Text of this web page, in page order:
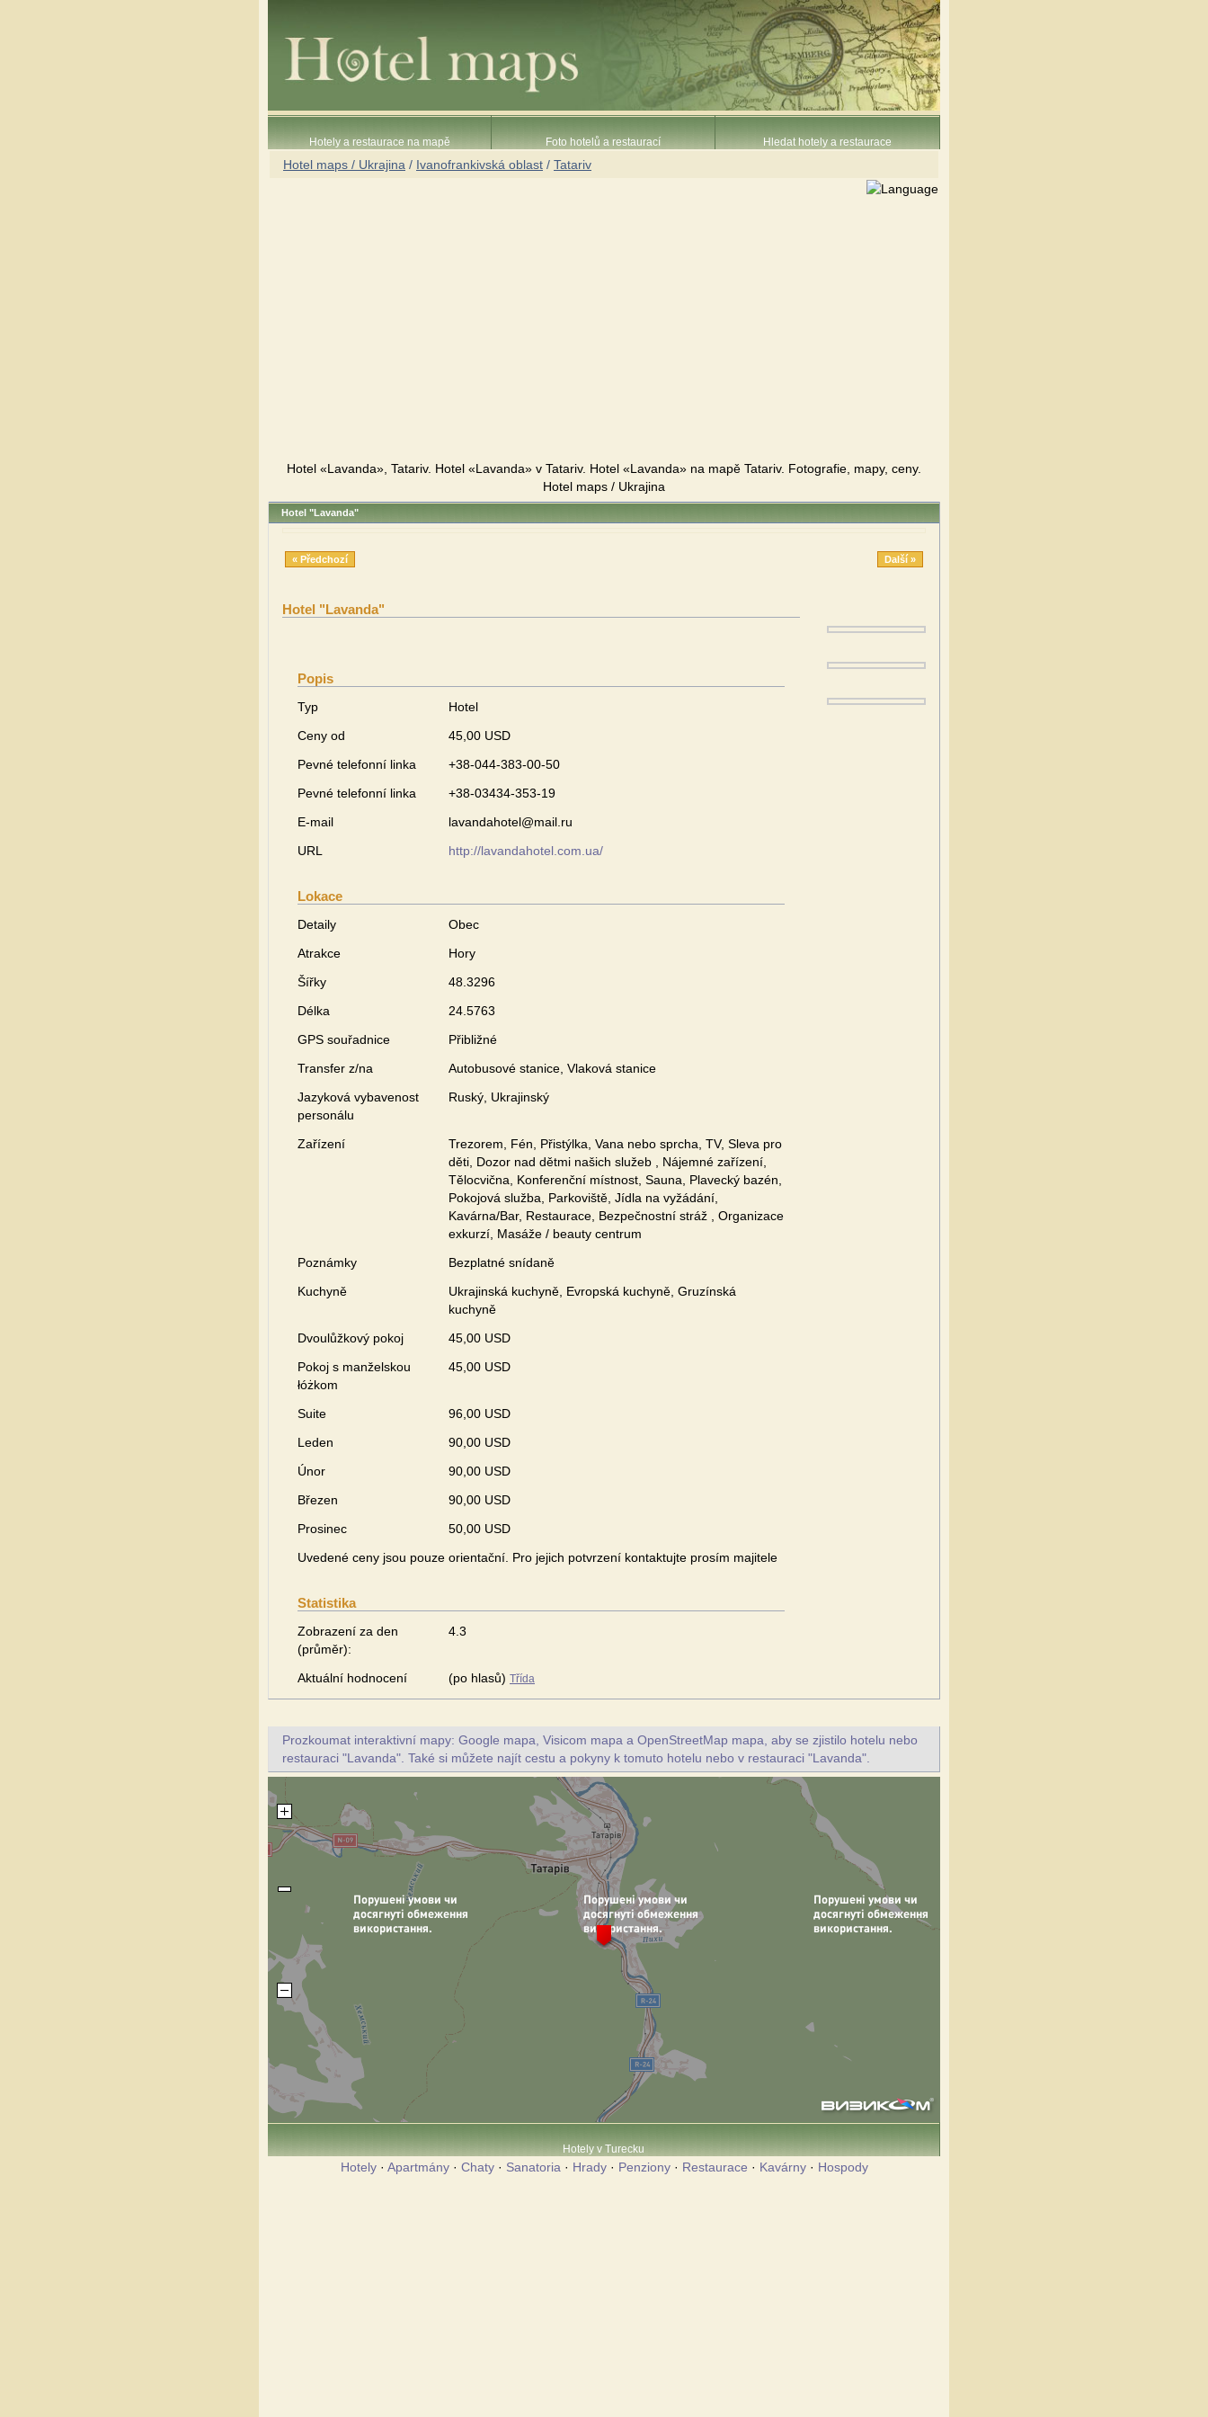
Hotely a restaurace na mapě Foto hotelů a restaurací Hledat hotely a restaurace
Hotel maps / Ukrajina / Ivanofrankivská oblast / Tatariv
Hotel «Lavanda», Tatariv. Hotel «Lavanda» v Tatariv. Hotel «Lavanda» na mapě Tatariv. Fotografie, mapy, ceny.
Hotel maps / Ukrajina
Hotel "Lavanda"
« Předchozí Další »
Hotel "Lavanda"
Popis
Typ
Hotel
Ceny od
45,00 USD
Pevné telefonní linka
+38-044-383-00-50
Pevné telefonní linka
+38-03434-353-19
E-mail
lavandahotel@mail.ru
URL
http://lavandahotel.com.ua/
Lokace
Detaily
Obec
Atrakce
Hory
Šířky
48.3296
Délka
24.5763
GPS souřadnice
Přibližné
Transfer z/na
Autobusové stanice, Vlaková stanice
Jazyková vybavenost
personálu
Ruský, Ukrajinský
Zařízení
Trezorem, Fén, Přistýlka, Vana nebo sprcha, TV, Sleva pro
děti, Dozor nad dětmi našich služeb , Nájemné zařízení,
Tělocvična, Konferenční místnost, Sauna, Plavecký bazén,
Pokojová služba, Parkoviště, Jídla na vyžádání,
Kavárna/Bar, Restaurace, Bezpečnostní stráž , Organizace
exkurzí, Masáže / beauty centrum
Poznámky
Bezplatné snídaně
Kuchyně
Ukrajinská kuchyně, Evropská kuchyně, Gruzínská
kuchyně
Dvoulůžkový pokoj
45,00 USD
Pokoj s manželskou
łóżkom
45,00 USD
Suite
96,00 USD
Leden
90,00 USD
Únor
90,00 USD
Březen
90,00 USD
Prosinec
50,00 USD
Uvedené ceny jsou pouze orientační. Pro jejich potvrzení kontaktujte prosím majitele
Statistika
Zobrazení za den
(průměr):
4.3
Aktuální hodnocení (po hlasů) Třída
Prozkoumat interaktivní mapy: Google mapa, Visicom mapa a OpenStreetMap mapa, aby se zjistilo hotelu nebo
restauraci "Lavanda". Také si můžete najít cestu a pokyny k tomuto hotelu nebo v restauraci "Lavanda".
Hotely v Turecku
Hotely· Apartmány· Chaty· Sanatoria · Hrady· Penziony· Restaurace · Kavárny· Hospody